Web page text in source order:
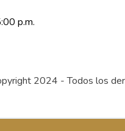
p.m.
2024 - Todos los